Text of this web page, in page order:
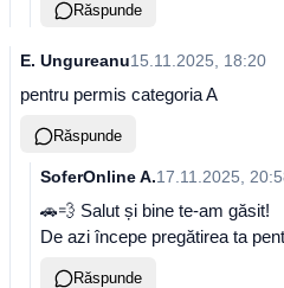
Răspunde
E. Ungureanu15.11.2025, 18:20
pentru permis categoria A
Răspunde
SoferOnline A.17.11.2025,
🚗💨 Salut și bine te-am găsit!
De azi începe pregătirea ta
Răspunde